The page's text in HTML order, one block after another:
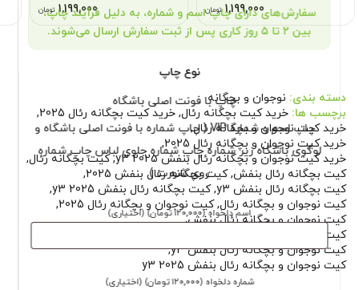
سفارش‌های دارای چاپ اسم و شماره، به دلیل فرآیند چاپ،
بین ۲ تا ۵ روز کاری پس از ثبت سفارش ارسال می‌شوند.
نوع چاپ
چاپ با فونت اصلی باشگاه
چاپ اسم و شماره VIP ( چاپ شماره با فونت اصلی باشگاه و
لوگوی باشگاه زیر شماره چاپ شماره جلوی لباس چاپ شماره
روی شورت )
اسم دلخواه(۱۲۰٬۰۰۰ تومان) (اختیاری)
شماره دلخواه (۱۲۰٬۰۰۰ تومان) (اختیاری)
1,199,000 تومان 1,199,000 تومان
دسته بندی: نوجوان و بچگانه
برچسب ها: خرید کیت بچگانه رئال, خرید کیت بچگانه رئال 2025
,
خرید کیت نوجوان و بچگانه رئال,
خرید کیت نوجوان و بچگانه رئال 2025
,
خرید کیت نوجوان و بچگانه رئال بنفش y3 2025
,کیت بچگانه رئال,
کیت بچگانه رئال بنفش,کیت بچگانه رئال بنفش 2025
,
کیت بچگانه رئال بنفش y3
,کیت بچگانه رئال بنفش y3 2025
,
کیت نوجوان و بچگانه رئال,کیت نوجوان و بچگانه رئال 2025
,
کیت نوجوان و بچگانه رئال بنفش,
کیت نوجوان و بچگانه رئال بنفش 2025
کیت نوجوان و بچگانه رئال بنفش y3
,
کیت نوجوان و بچگانه رئال بنفش y3 2025